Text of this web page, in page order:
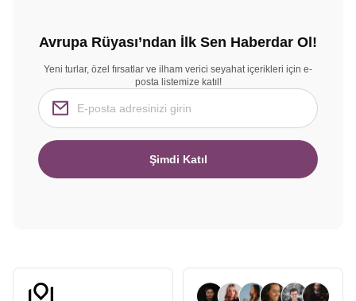
Avrupa Rüyası’ndan İlk Sen Haberdar Ol!
Yeni turlar, özel fırsatlar ve ilham verici seyahat içerikleri için e-
posta listemize katıl!
Şimdi Katıl